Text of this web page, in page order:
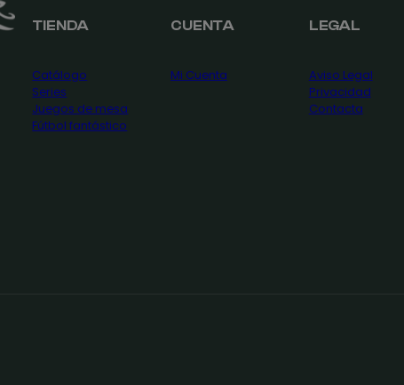
TIENDA
Catálogo
Series
Juegos de mesa
Fútbol fantástico
CUENTA
Mi Cuenta
LEGAL
Aviso Legal
Privacidad
Contacta